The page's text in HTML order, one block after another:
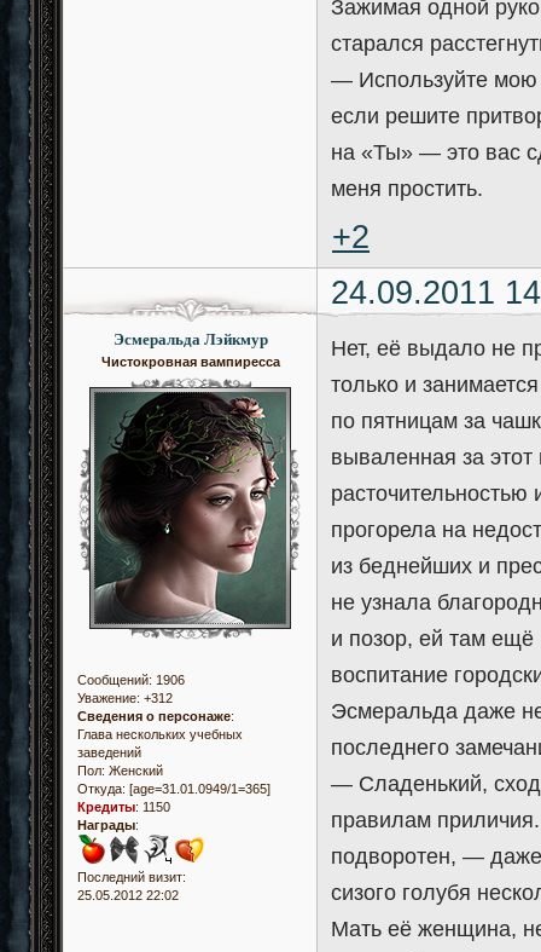
Зажимая одной
старался
— Используйте мою
если решите
на «Ты» — это вас
меня простить.
+2
24.09.2011
Эсмеральда Лэйкмур
Чистокровная вампиресса
Сообщений: 1906
Уважение: +312
Сведения о персонаже:
Глава нескольких учебных
заведений
Пол: Женский
Откуда: [age=31.01.0949/1=365]
Кредиты: 1150
Награды:
Последний визит:
25.05.2012 22:02
Нет, её выдало не
только и
по пятницам за
вываленная за
прогорела на
из беднейших и
не узнала
и позор, ей там ещё
воспитание
Эсмеральда даже
последнего
— Сладенький,
правилам
подворотен, — даже
сизого голубя
Мать её женщина,